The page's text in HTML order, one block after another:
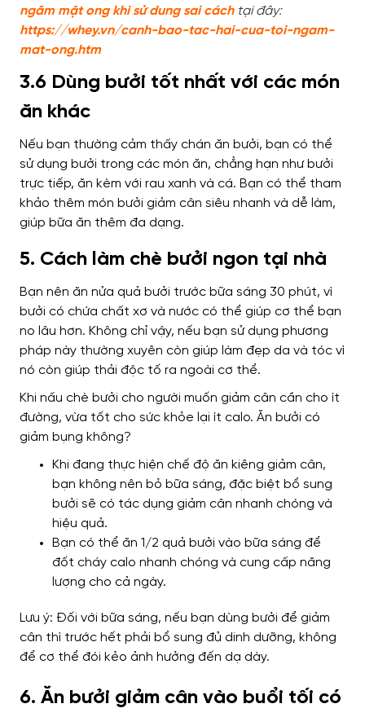
ngâm mật ong khi sử dung sai cáchtại đây:
https://whey.vn/canh-bao-tac-hai-cua-toi-ngam-
mat-ong.htm
3.6 Dùng bưởi tốt nhất với các món
ăn khác
Nếu bạn thường cảm thấy chán ăn bưởi, bạn có thể
sử dụng bưởi trong các món ăn, chẳng hạn như bưởi
trực tiếp, ăn kèm với rau xanh và cá. Bạn có thể tham
khảo thêm món bưởi giảm cân siêu nhanh và dễ làm,
giúp bữa ăn thêm đa dạng.
5. Cách làm chè bưởi ngon tại nhà
Bạn nên ăn nửa quả bưởi trước bữa sáng 30 phút, vì
bưởi có chứa chất xơ và nước có thể giúp cơ thể bạn
no lâu hơn. Không chỉ vậy, nếu bạn sử dụng phương
pháp này thường xuyên còn giúp làm đẹp da và tóc vì
nó còn giúp thải độc tố ra ngoài cơ thể.
Khi nấu chè bưởi cho người muốn giảm cân cần cho ít
đường, vừa tốt cho sức khỏe lại ít calo. Ăn bưởi có
giảm bụng không?
Khi đang thực hiện chế độ ăn kiêng giảm cân,
bạn không nên bỏ bữa sáng, đặc biệt bổ sung
bưởi sẽ có tác dụng giảm cân nhanh chóng và
hiệu quả.
Bạn có thể ăn 1/2 quả bưởi vào bữa sáng để
đốt cháy calo nhanh chóng và cung cấp năng
lượng cho cả ngày.
Lưu ý: Đối với bữa sáng, nếu bạn dùng bưởi để giảm
cân thì trước hết phải bổ sung đủ dinh dưỡng, không
để cơ thể đói kẻo ảnh hưởng đến dạ dày.
6. Ăn bưởi giảm cân vào buổi tối có